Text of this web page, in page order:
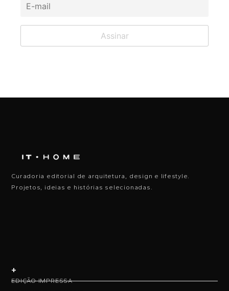
Curadoria editorial de arquitetura, design e lifestyle.
Projetos, ideias e histórias selecionadas.
+
EDIÇÃO IMPRESSA